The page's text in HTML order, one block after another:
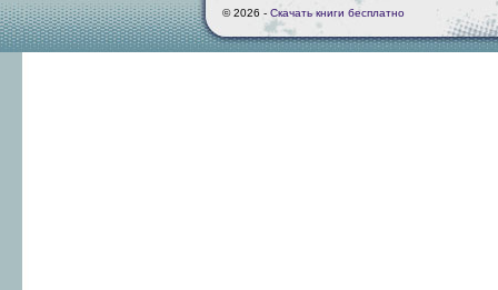
© 2026 - Скачать книги бесплатно